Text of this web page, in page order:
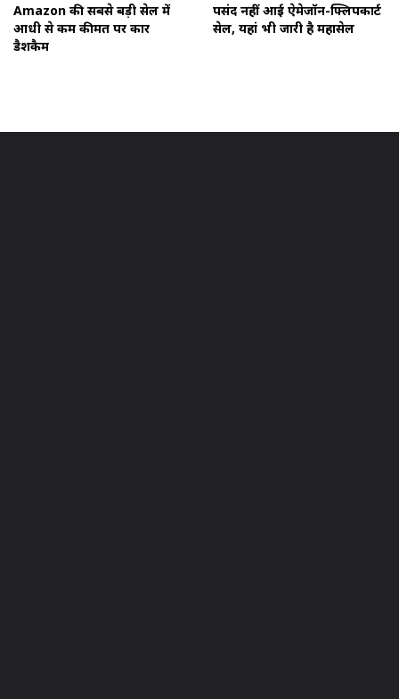
Amazon की सबसे बड़ी सेल में
आधी से कम कीमत पर कार
डैशकैम
पसंद नहीं आई ऐमेजॉन-फ्लिपकार्ट
सेल, यहां भी जारी है महासेल